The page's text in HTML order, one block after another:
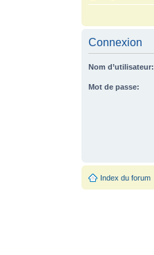
Connexion
Nom d’utilisateur:
Mot de passe:
Index du forum